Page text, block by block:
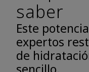
saber
Este
expertos
de